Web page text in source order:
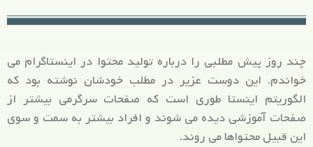
چند روز پیش مطلبی را درباره تولید محتوا در اینستاگرام می
خواندم. این دوست عزیر در مطلب خودشان نوشته بود که
الگوریتم اینستا طوری است که صفحات سرگرمی بیشتر از
صفحات آموزشی دیده می شوند و افراد بیشتر به سمت و سوی
این قبیل محتواها می روند.